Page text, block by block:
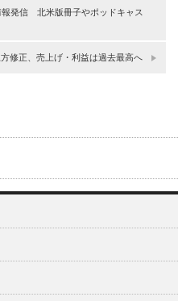
報発信 北米版冊子やポッドキャス
修正、売上げ・利益は過去最高へ